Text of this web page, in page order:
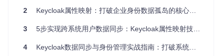
目标属性：Keycloak用户模型中的属性（如username、
转换规则：数据格式转换、多字段合并、条件过滤等处理逻
辑
映射器的工作流程
2 Keycloak属性映射：打破企业身份数据孤岛的核心技术
3 5步实现跨系统用户数据同步：Keycloak属性映射技术详解
4 Keycloak数据同步与身份管理实战指南：打破系统壁垒的属性映射技术